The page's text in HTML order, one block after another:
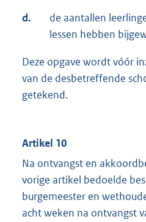
d.
de aantallen
lessen hebben
Deze opgave wordt vóór
van de desbetreffende
getekend.
Artikel 10
Na ontvangst en
vorige artikel bedoelde
burgemeester en
acht weken na ontvangst